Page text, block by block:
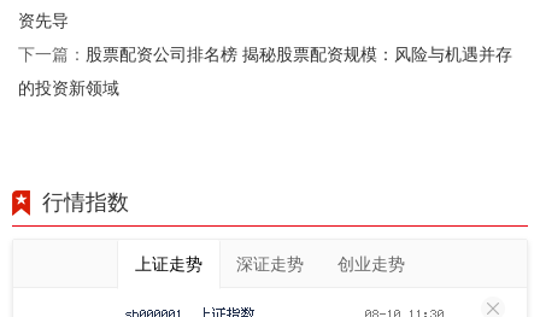
资先导
下一篇： 股票配资公司排名榜 揭秘股票配资规模：风险与机遇并存
的投资新领域
行情指数
上证走势 深证走势 创业走势